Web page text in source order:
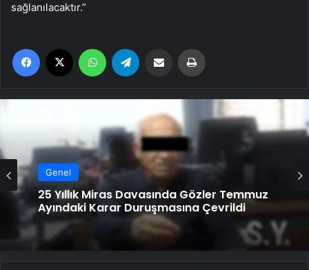
sağlanılacaktır.”
Facebook WhatsApp Email'den paylaş
Genel
25 Yıllık Miras Davasında Gözler Temmuz
Ayındaki Karar Duruşmasına Çevrildi
Genel